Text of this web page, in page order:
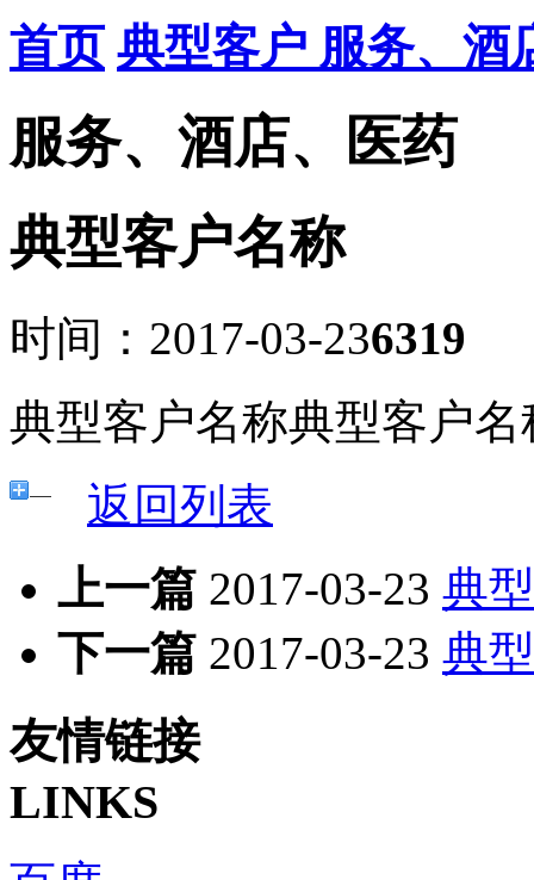
首页 典型客户 服务、酒
服务、酒店、医药
典型客户名称
时间：2017-03-236319
典型客户名称典型客户名
返回列表
上一篇 2017-03-23 典
下一篇 2017-03-23 典
友情链接
LINKS